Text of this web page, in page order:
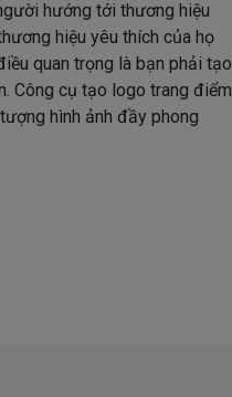
hướng tới thương hiệu
hiệu yêu thích của họ
quan trọng là bạn phải tạo
Công cụ tạo logo trang điểm
hình ảnh đầy phong